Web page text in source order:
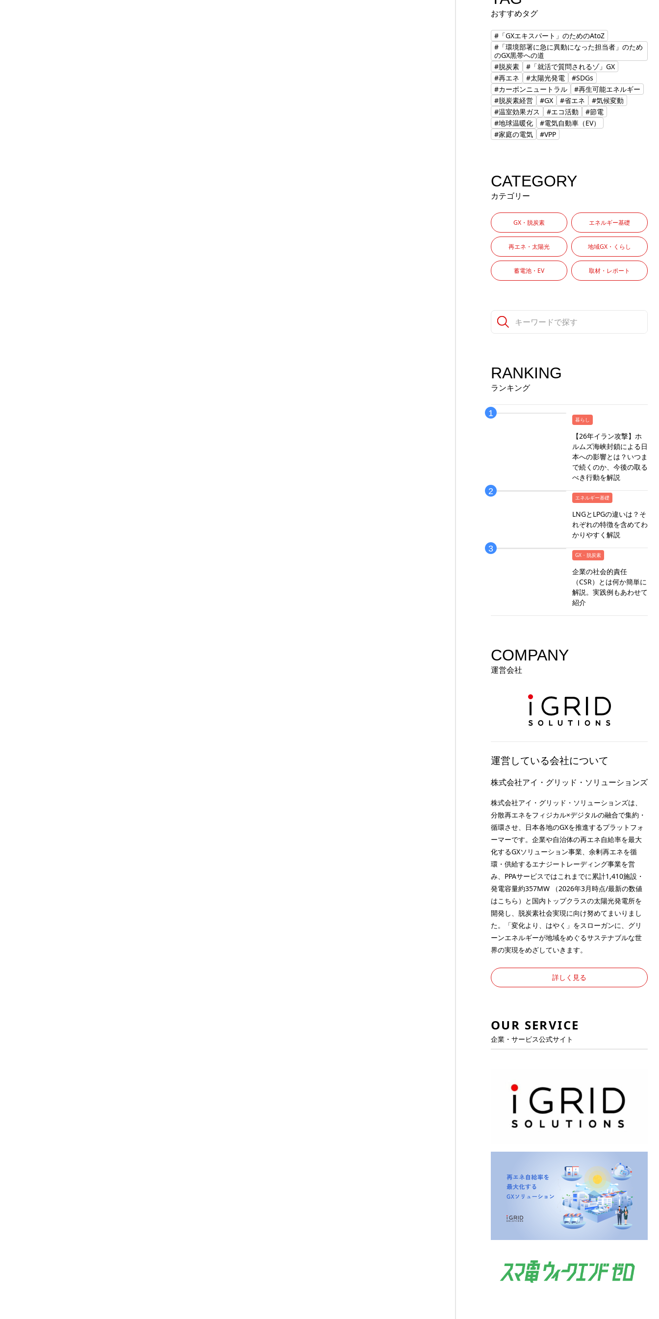
おすすめタグ
#「GXエキスパート」のためのAtoZ
#「環境部署に急に異動になった担当者」のため
のGX黒帯への道
#脱炭素
#「就活で質問されるゾ」GX
#再エネ
#太陽光発電
#SDGs
#カーボンニュートラル
#再生可能エネルギー
#脱炭素経営
#GX #省エネ
#気候変動
#温室効果ガス
#エコ活動
#節電
#地球温暖化
#電気自動車（EV）
#家庭の電気
#VPP
CATEGORY
カテゴリー
GX・脱炭素 エネルギー基礎
再エネ・太陽光 地域GX・くらし
蓄電池・EV 取材・レポート
RANKING
ランキング
暮らし
【26年イラン攻撃】ホ
ルムズ海峡封鎖による日
本への影響とは？いつま
で続くのか、今後の取る
べき行動を解説
エネルギー基礎
LNGとLPGの違いは？そ
れぞれの特徴を含めてわ
かりやすく解説
GX・脱炭素
企業の社会的責任
（CSR）とは何か簡単に
解説。実践例もあわせて
紹介
COMPANY
運営会社
運営している会社について
株式会社アイ・グリッド・ソリューションズ
株式会社アイ・グリッド・ソリューションズは、
分散再エネをフィジカル×デジタルの融合で集約・
循環させ、日本各地のGXを推進するプラットフォ
ーマーです。企業や自治体の再エネ自給率を最大
化するGXソリューション事業、余剰再エネを循
環・供給するエナジートレーディング事業を営
み、PPAサービスではこれまでに累計1,410施設・
発電容量約357MW （2026年3月時点/最新の数値
はこちら ）と国内トップクラスの太陽光発電所を
開発し、脱炭素社会実現に向け努めてまいりまし
た。「変化より、はやく」をスローガンに、グリ
ーンエネルギーが地域をめぐるサステナブルな世
界の実現をめざしていきます。
詳しく見る
OUR SERVICE
企業・サービス公式サイト